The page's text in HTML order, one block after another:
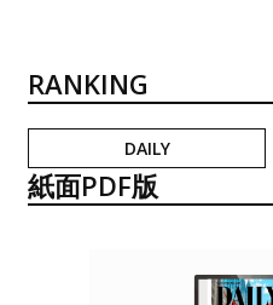
RANKING
DAILY
紙面PDF版